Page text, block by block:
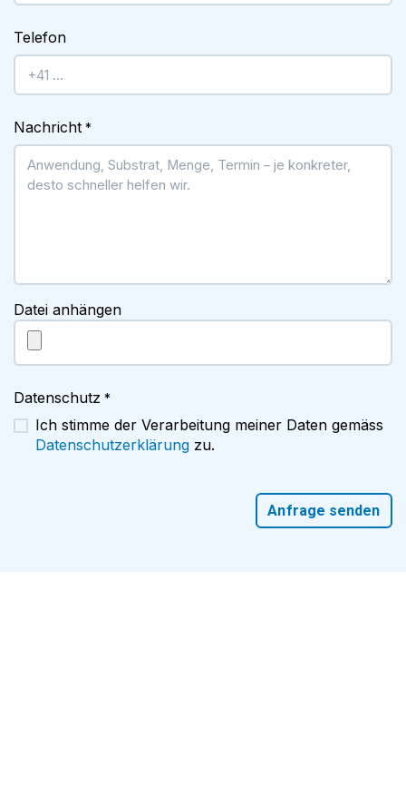
Telefon
Nachricht *
Datei anhängen
Datenschutz *
Ich stimme der Verarbeitung meiner Daten gemäss
Datenschutzerklärung zu.
Anfrage senden